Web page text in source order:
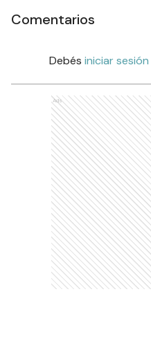
Comentarios
Debés iniciar sesión
Ads